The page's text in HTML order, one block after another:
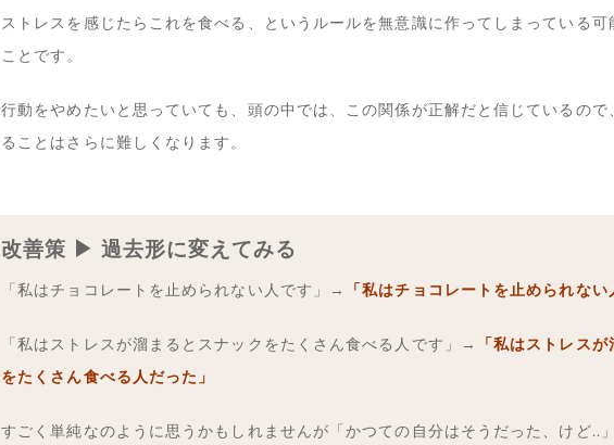
ストレスを感じたらこれを食べる、というルールを無意識に作ってしまっている可
ことです。
行動をやめたいと思っていても、頭の中では、この関係が正解だと信じているので
ることはさらに難しくなります。
改善策 ▶︎ 過去形に変えてみる
「私はチョコレートを止められない人です」→ 「私はチョコレートを止められない
「私はストレスが溜まるとスナックをたくさん食べる人です」→
「私はストレス
をたくさん食べる人だった」
すごく単純なのように思うかもしれませんが「かつての自分はそうだった、けど..